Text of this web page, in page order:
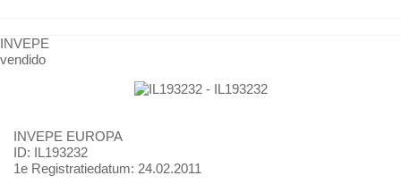
INVEPE
vendido
INVEPE EUROPA
ID: IL193232
1e Registratiedatum: 24.02.2011